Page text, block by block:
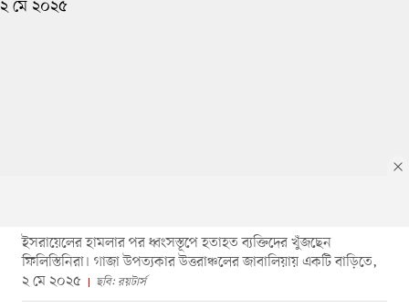
ইসরায়েলের হামলার পর ধ্বংসস্তূপে হতাহত ব্যক্তিদের খুঁজছেন
ফিলিস্তিনিরা। গাজা উপত্যকার উত্তরাঞ্চলের জাবালিয়ায় একটি বাড়িতে,
২ মে ২০২৫
ছবি: রয়টার্স